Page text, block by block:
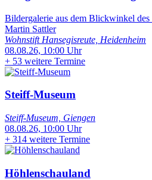
Bildergalerie aus dem Blickwinkel
Martin Sattler
Wohnstift Hansegisreute, Heidenheim
08.08.26, 10:00 Uhr
+ 53 weitere Termine
Steiff-Museum
Steiff-Museum, Giengen
08.08.26, 10:00 Uhr
+ 314 weitere Termine
Höhlenschauland